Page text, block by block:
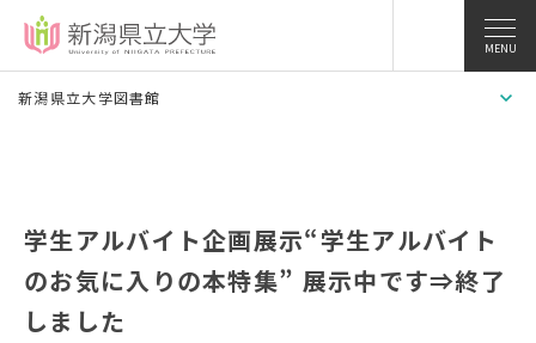
MENU
新潟県立大学図書館
学生アルバイト企画展示“学生アルバイト
のお気に入りの本特集” 展示中です⇒終了
しました